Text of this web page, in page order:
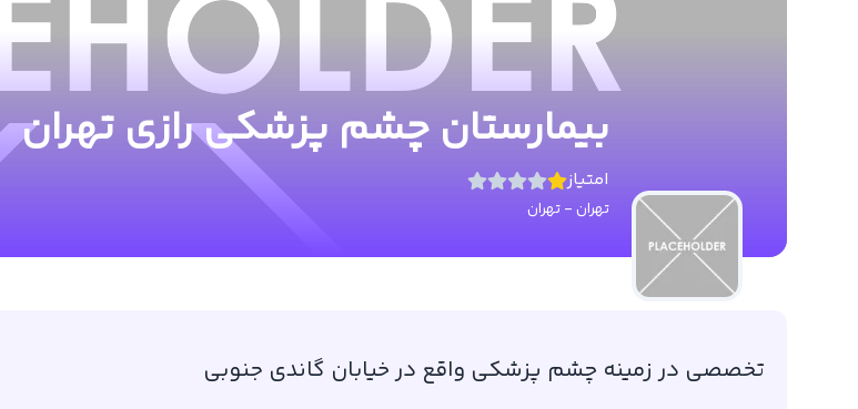
بیمارستان چشم‌ پزشکی رازی تهران
امتیاز
تهران-تهران
تخصصی در زمینه چشم‌ پزشکی واقع در خیابان گاندی جنوبی